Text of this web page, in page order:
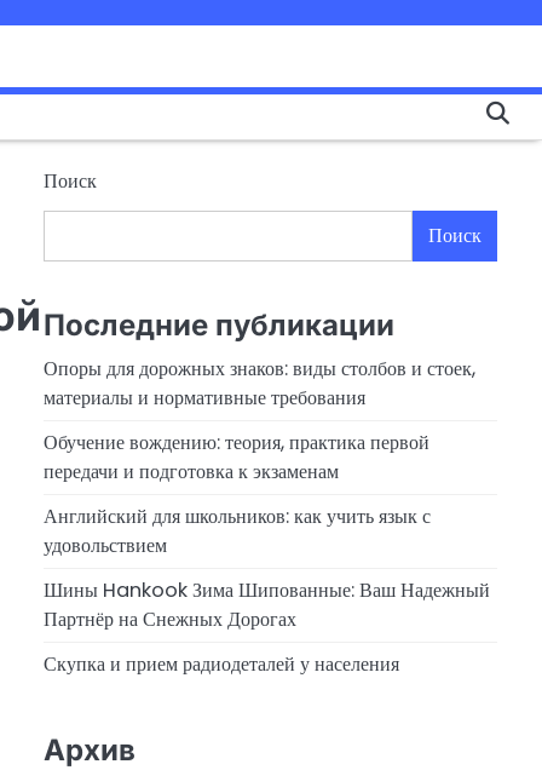
Поиск
Поиск
Последние публикации
Опоры для дорожных знаков: виды столбов и стоек,
материалы и нормативные требования
Обучение вождению: теория, практика первой
передачи и подготовка к экзаменам
Английский для школьников: как учить язык с
удовольствием
Шины Hankook Зима Шипованные: Ваш Надежный
Партнёр на Снежных Дорогах
Скупка и прием радиодеталей у населения
Архив